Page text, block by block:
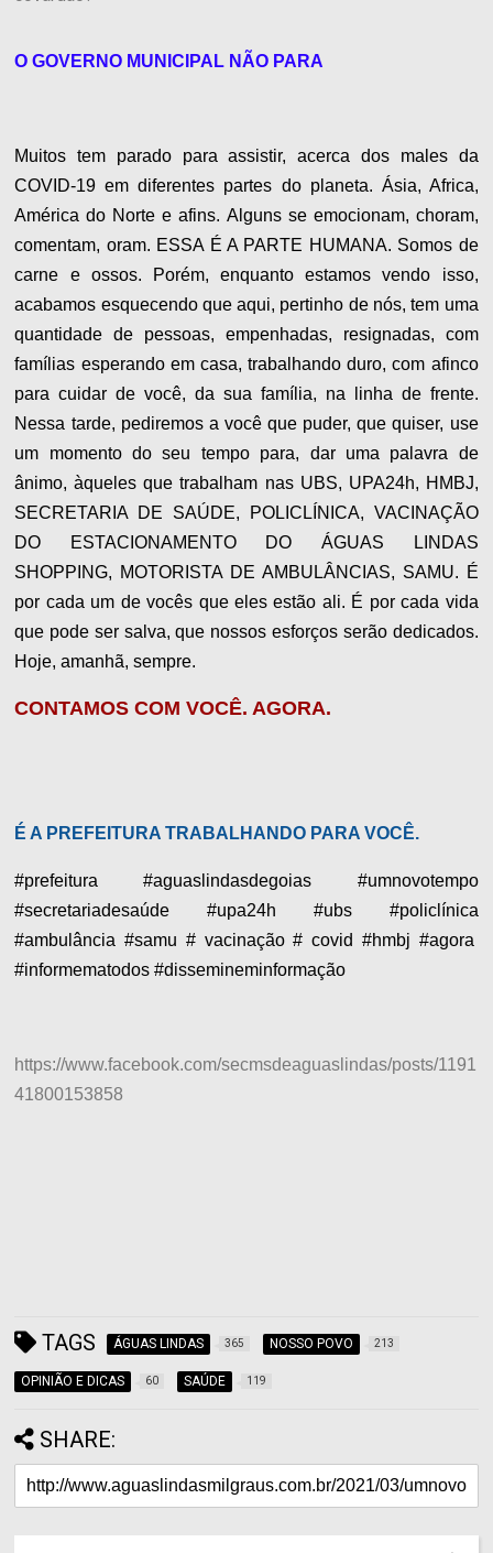
O GOVERNO MUNICIPAL NÃO PARA
Muitos tem parado para assistir, acerca dos males da
COVID-19 em diferentes partes do planeta. Ásia, Africa,
América do Norte e afins. Alguns se emocionam, choram,
comentam, oram. ESSA É A PARTE HUMANA. Somos de
carne e ossos. Porém, enquanto estamos vendo isso,
acabamos esquecendo que aqui, pertinho de nós, tem uma
quantidade de pessoas, empenhadas, resignadas, com
famílias esperando em casa, trabalhando duro, com afinco
para cuidar de você, da sua família, na linha de frente.
Nessa tarde, pediremos a você que puder, que quiser, use
um momento do seu tempo para, dar uma palavra de
ânimo, àqueles que trabalham nas UBS, UPA24h, HMBJ,
SECRETARIA DE SAÚDE, POLICLÍNICA, VACINAÇÃO
DO ESTACIONAMENTO DO ÁGUAS LINDAS
SHOPPING, MOTORISTA DE AMBULÂNCIAS, SAMU. É
por cada um de vocês que eles estão ali. É por cada vida
que pode ser salva, que nossos esforços serão dedicados.
Hoje, amanhã, sempre.
CONTAMOS COM VOCÊ. AGORA.
É A PREFEITURA TRABALHANDO PARA VOCÊ.
#prefeitura #aguaslindasdegoias #umnovotempo
#secretariadesaúde #upa24h #ubs #policlínica
#ambulância #samu # vacinação # covid #hmbj #agora
#informematodos #dissemineminformação
https://www.facebook.com/secmsdeaguaslindas/posts/1191
41800153858
TAGS ÁGUAS LINDAS 365 NOSSO POVO 213
OPINIÃO E DICAS 60 SAÚDE 119
SHARE: